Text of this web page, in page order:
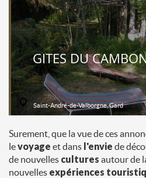
GÎTES DU
Saint-André-de-Valborgne, Gard
Surement, que la vue de ces
levoyage et dans l'envie de
de nouvelles cultures autour de
nouvelles expériences